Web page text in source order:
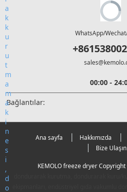
WhatsApp/
00:00 -
Bağlantılar:
Ana sayfa Hakkımızda
Bize Ulaşın
KEMOLO freeze dryer